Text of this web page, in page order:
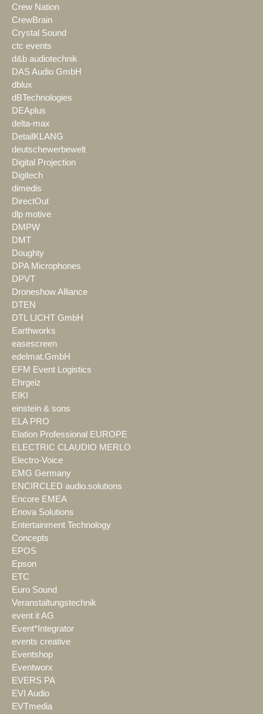
Crew Nation
CrewBrain
Crystal Sound
ctc events
d&b audiotechnik
DAS Audio GmbH
dblux
dBTechnologies
DEAplus
delta-max
DetailKLANG
deutschewerbewelt
Digital Projection
Digitech
dimedis
DirectOut
dlp motive
DMPW
DMT
Doughty
DPA Microphones
DPVT
Droneshow Alliance
DTEN
DTL LICHT GmbH
Earthworks
easescreen
edelmat.GmbH
EFM Event Logistics
Ehrgeiz
EIKI
einstein & sons
ELA PRO
Elation Professional EUROPE
ELECTRIC CLAUDIO MERLO
Electro-Voice
EMG Germany
ENCIRCLED audio.solutions
Encore EMEA
Enova Solutions
Entertainment Technology
Concepts
EPOS
Epson
ETC
Euro Sound
Veranstaltungstechnik
event it AG
Event*Integrator
events creative
Eventshop
Eventworx
EVERS PA
EVI Audio
EVTmedia